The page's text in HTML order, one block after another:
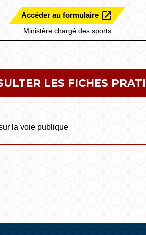
Accéder au formulaire open_in_new
Ministère chargé des sports
LES FICHES
la voie publique